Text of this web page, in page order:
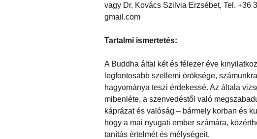
vagy Dr. Kovács Szilvia Erzsébet, Tel. +36
gmail.com
Tartalmi ismertetés:
A Buddha által két és félezer éve
legfontosabb szellemi öröksége,
hagyománya teszi érdekessé. Az általa
mibenléte, a szenvedéstől való
káprázat és valóság – bármely korban és
hogy a mai nyugati ember számára,
tanítás értelmét és mélységeit.